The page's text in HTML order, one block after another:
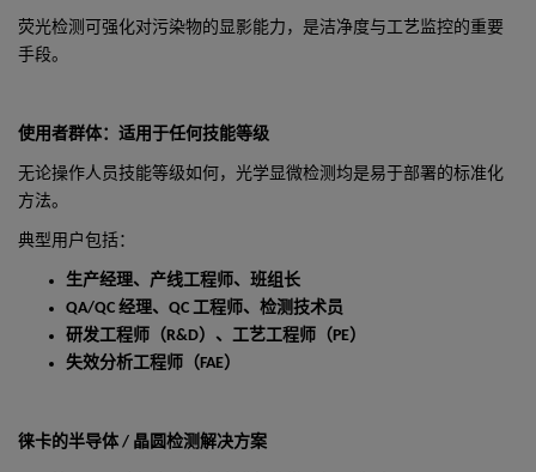
荧光检测可强化对污染物的显影能力，是洁净度与工艺监控的重要
手段。
使用者群体：适用于任何技能等级
无论操作人员技能等级如何，光学显微检测均是易于部署的标准化
方法。
典型用户包括：
生产经理、产线工程师、班组长
QA/QC 经理、 QC 工程师、检测技术员
研发工程师（R&D）、工艺工程师（PE）
失效分析工程师（FAE）
徕卡的半导体 / 晶圆检测解决方案